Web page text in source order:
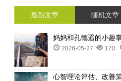
最新文章 随机文章
妈妈和孔德遥的小趣
2026-05-27 170
心智理论评估、改善